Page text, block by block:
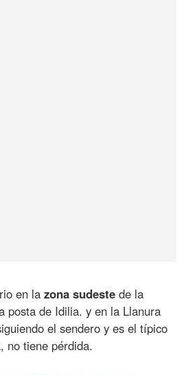
en lazona sudeste de la
posta de Idilia. y en la Llanura
el sendero y es el típico
no tiene pérdida.